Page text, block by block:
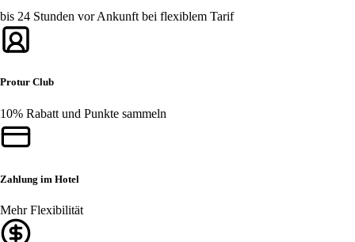
bis 24 Stunden vor Ankunft bei flexiblem Tarif
Protur Club
10% Rabatt und Punkte sammeln
Zahlung im Hotel
Mehr Flexibilität